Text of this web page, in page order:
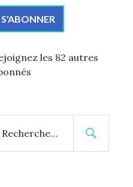
S'ABONNER
les 82 autres